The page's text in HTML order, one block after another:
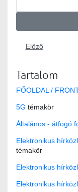
Előző
Tartalom
FŐOLDAL /
5G témakör
Általános - átfogó
Elektronikus
témakör
Elektronikus
Elektronikus